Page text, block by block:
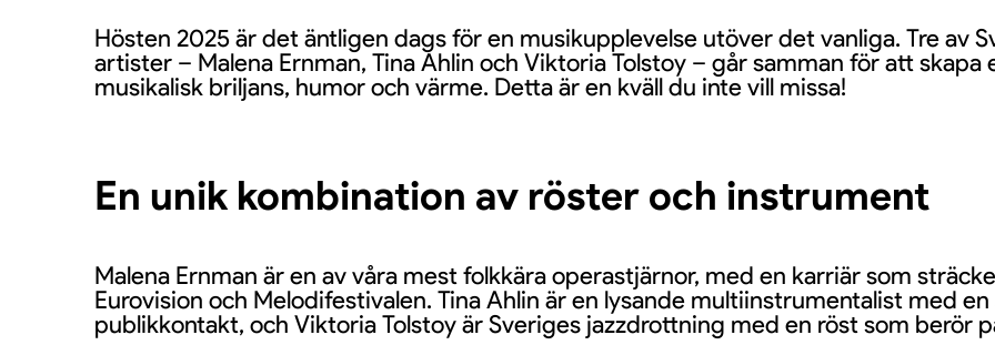
Hösten 2025 är det äntligen dags för en musikupplevelse utöver det vanliga. Tre av
artister – Malena Ernman, Tina Ahlin och Viktoria Tolstoy – går samman för att
musikalisk briljans, humor och värme. Detta är en kväll du inte vill missa!
En unik kombination av röster och instrument
Malena Ernman är en av våra mest folkkära operastjärnor, med en karriär som
Eurovision och Melodifestivalen. Tina Ahlin är en lysande multiinstrumentalist med
publikkontakt, och Viktoria Tolstoy är Sveriges jazzdrottning med en röst som berör